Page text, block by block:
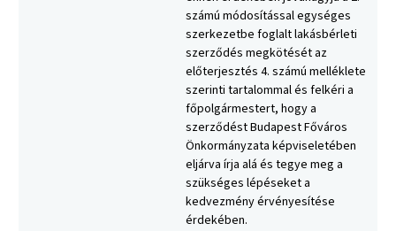
számú módosítással egységes
szerkezetbe foglalt lakásbérleti
szerződés megkötését az
előterjesztés 4. számú melléklete
szerinti tartalommal és felkéri a
főpolgármestert, hogy a
szerződést Budapest Főváros
Önkormányzata képviseletében
eljárva írja alá és tegye meg a
szükséges lépéseket a
kedvezmény érvényesítése
érdekében.